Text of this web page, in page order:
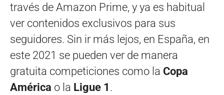
través de Amazon Prime, y ya es habitual
ver contenidos exclusivos para sus
seguidores. Sin ir más lejos, en España, en
este 2021 se pueden ver de manera
gratuita competiciones como la Copa
América o la Ligue 1 .